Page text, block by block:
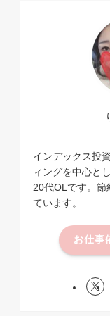
インデックス投
ィングを中心と
20代OLです。節
ています。
お仕事